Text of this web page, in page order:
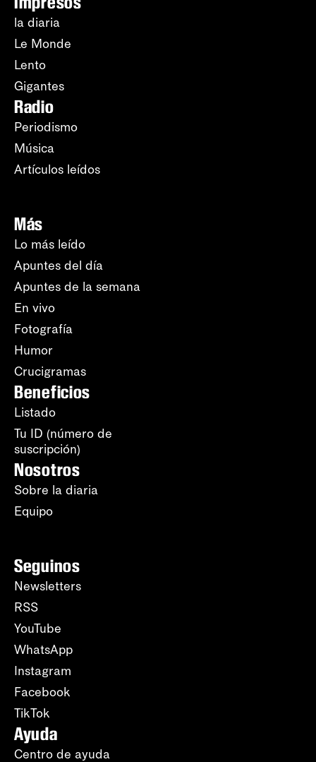
la diaria
Le Monde
Lento
Gigantes
Radio
Periodismo
Música
Artículos leídos
Más
Lo más leído
Apuntes del día
Apuntes de la semana
En vivo
Fotografía
Humor
Crucigramas
Beneficios
Listado
Tu ID (número de
suscripción)
Nosotros
Sobre la diaria
Equipo
Seguinos
Newsletters
RSS
YouTube
WhatsApp
Instagram
Facebook
TikTok
Ayuda
Centro de ayuda